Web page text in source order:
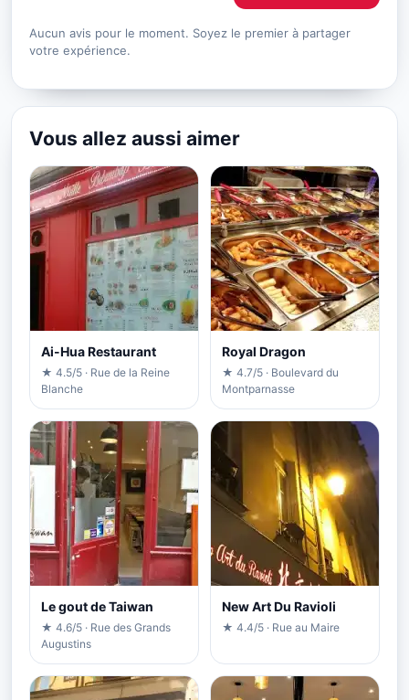
Aucun avis pour le moment. Soyez le premier à partager
votre expérience.
Vous allez aussi aimer
Ai-Hua Restaurant
★ 4.5/5 · Rue de la Reine
Blanche
Royal Dragon
★ 4.7/5 · Boulevard du
Montparnasse
Le gout de Taiwan
★ 4.6/5 · Rue des Grands
Augustins
New Art Du Ravioli
★ 4.4/5 · Rue au Maire